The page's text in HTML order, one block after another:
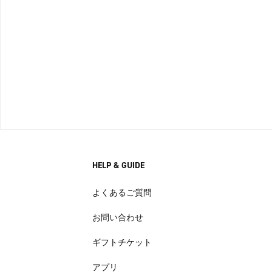
HELP & GUIDE
よくあるご質問
お問い合わせ
ギフトチケット
アプリ